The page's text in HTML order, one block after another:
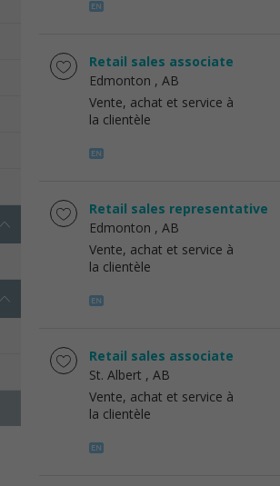
Retail sales associate
Edmonton , AB
Vente, achat et service à
la clientèle
Retail sales representative
Edmonton , AB
Vente, achat et service à
la clientèle
Retail sales associate
St. Albert , AB
Vente, achat et service à
la clientèle